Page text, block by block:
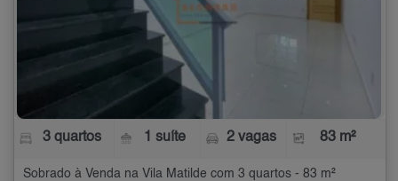
3 quartos 1 suíte 2 vagas 83 m²
Sobrado à Venda na Vila Matilde com 3 quartos - 83 m²